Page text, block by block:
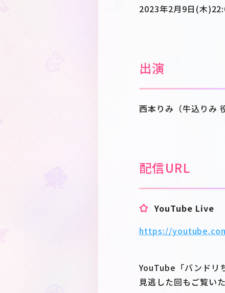
2023年2月9日(木
出演
西本りみ（牛込りみ
配信URL
YouTube Live
https://
YouTube「バンドリ
見逃した回もご覧い